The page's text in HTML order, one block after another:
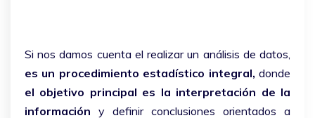
Si nos damos cuenta el realizar un análisis de datos,
es un procedimiento estadístico integral, donde
el objetivo principal es la interpretación de la
información y definir conclusiones orientados a